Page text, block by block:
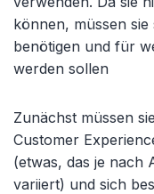
können, müssen
benötigen und für
werden sollen
Zunächst müssen
Customer
(etwas, das je nach
variiert) und sich